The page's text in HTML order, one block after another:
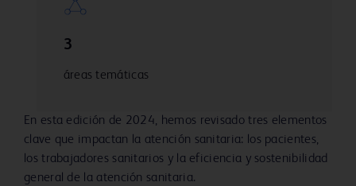
3
áreas temáticas
En esta edición de 2024, hemos revisado tres elementos
clave que impactan la atención sanitaria: los pacientes,
los trabajadores sanitarios y la eficiencia y sostenibilidad
general de la atención sanitaria.